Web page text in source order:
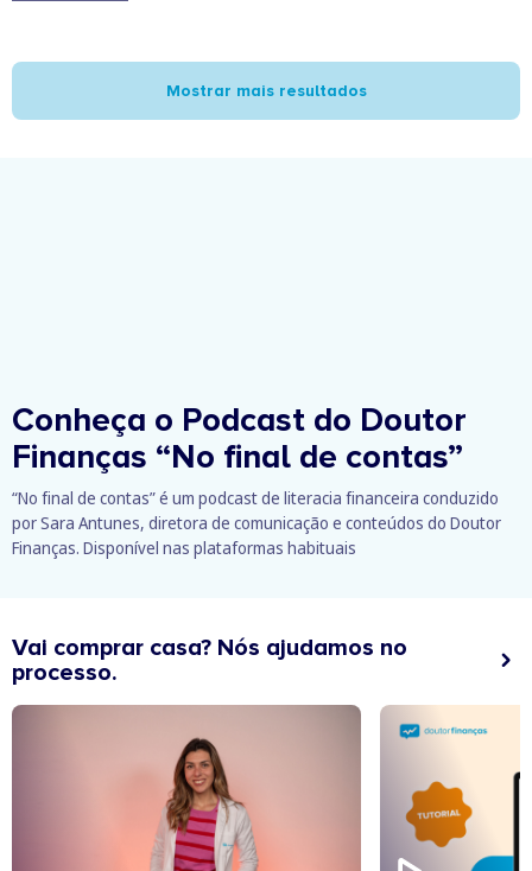
Mostrar mais resultados
Conheça o Podcast do Doutor
Finanças “No final de contas”
“No final de contas” é um podcast de literacia financeira conduzido
por Sara Antunes, diretora de comunicação e conteúdos do Doutor
Finanças. Disponível nas plataformas habituais
Vai comprar casa? Nós ajudamos no
processo.